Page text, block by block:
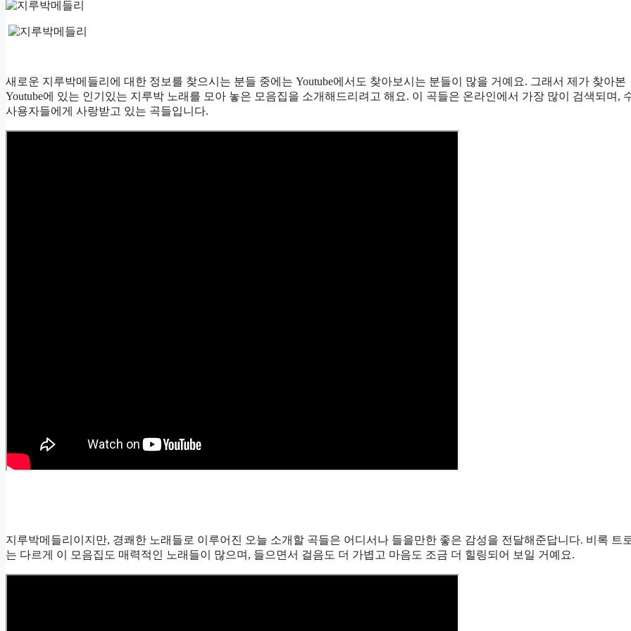
새로운 지루박메들리에 대한 정보를 찾으시는 분들 중에는 Youtube에서도 찾아보시는 분들이 많을 거예요. 그래서 제가 찾아본
Youtube에 있는 인기있는 지루박 노래를 모아 놓은 모음집을 소개해드리려고 해요. 이 곡들은 온라인에서 가장 많이 검색되며,
사용자들에게 사랑받고 있는 곡들입니다.
지루박메들리이지만, 경쾌한 노래들로 이루어진 오늘 소개할 곡들은 어디서나 들을만한 좋은 감성을 전달해준답니다. 비록 트
는 다르게 이 모음집도 매력적인 노래들이 많으며, 들으면서 걸음도 더 가볍고 마음도 조금 더 힐링되어 보일 거예요.